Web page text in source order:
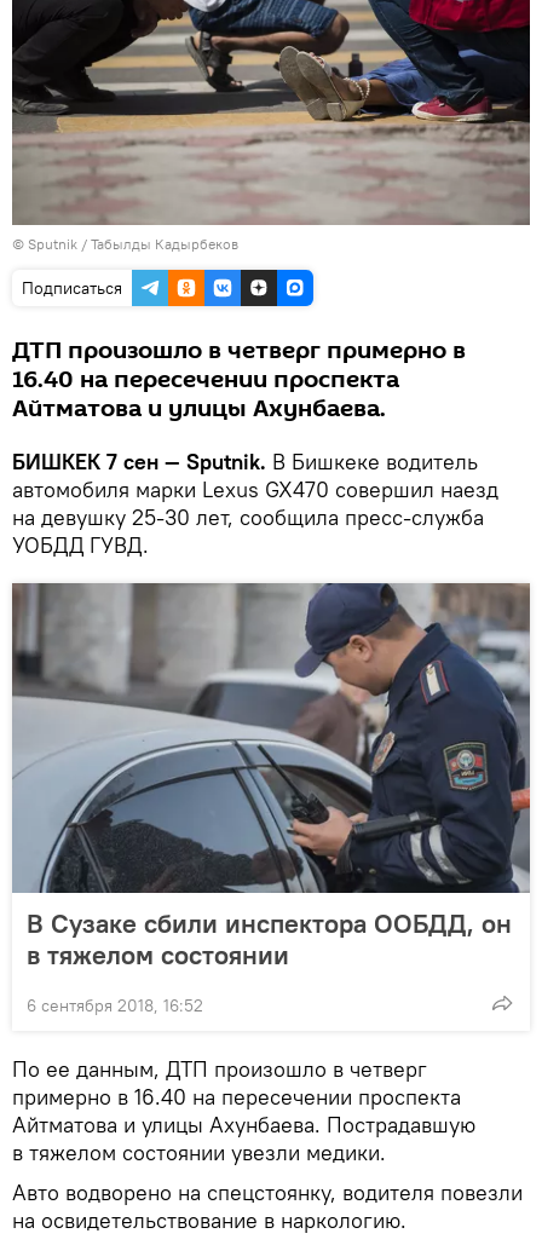
© Sputnik / Табылды Кадырбеков
Подписаться
ДТП произошло в четверг примерно в
16.40 на пересечении проспекта
Айтматова и улицы Ахунбаева.
БИШКЕК 7 сен — Sputnik. В Бишкеке водитель
автомобиля марки Lexus GX470 совершил наезд
на девушку 25-30 лет, сообщила пресс-служба
УОБДД ГУВД.
В Сузаке сбили инспектора ООБДД, он
в тяжелом состоянии
6 сентября 2018, 16:52
По ее данным, ДТП произошло в четверг
примерно в 16.40 на пересечении проспекта
Айтматова и улицы Ахунбаева. Пострадавшую
в тяжелом состоянии увезли медики.
Авто водворено на спецстоянку, водителя повезли
на освидетельствование в наркологию.